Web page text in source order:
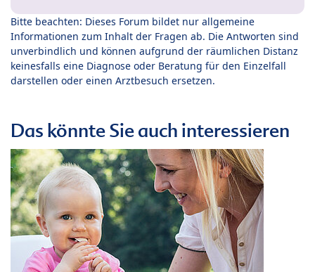
Bitte beachten: Dieses Forum bildet nur allgemeine
Informationen zum Inhalt der Fragen ab. Die Antworten sind
unverbindlich und können aufgrund der räumlichen Distanz
keinesfalls eine Diagnose oder Beratung für den Einzelfall
darstellen oder einen Arztbesuch ersetzen.
Das könnte Sie auch interessieren